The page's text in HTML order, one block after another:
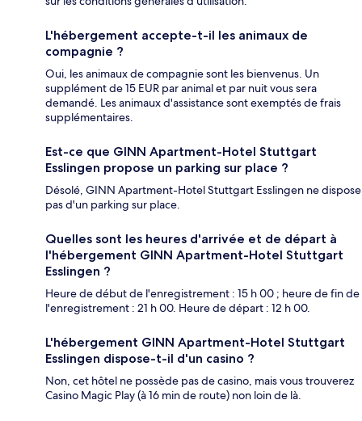
L'hébergement accepte-t-il les animaux de
compagnie ?
Oui, les animaux de compagnie sont les bienvenus. Un
supplément de 15 EUR par animal et par nuit vous sera
demandé. Les animaux d'assistance sont exemptés de frais
supplémentaires.
Est-ce que GINN Apartment-Hotel Stuttgart
Esslingen propose un parking sur place ?
Désolé, GINN Apartment-Hotel Stuttgart Esslingen ne dispose
pas d'un parking sur place.
Quelles sont les heures d'arrivée et de départ à
l'hébergement GINN Apartment-Hotel Stuttgart
Esslingen ?
Heure de début de l'enregistrement : 15 h 00 ; heure de fin de
l'enregistrement : 21 h 00. Heure de départ : 12 h 00.
L'hébergement GINN Apartment-Hotel Stuttgart
Esslingen dispose-t-il d'un casino ?
Non, cet hôtel ne possède pas de casino, mais vous trouverez
Casino Magic Play (à 16 min de route) non loin de là.